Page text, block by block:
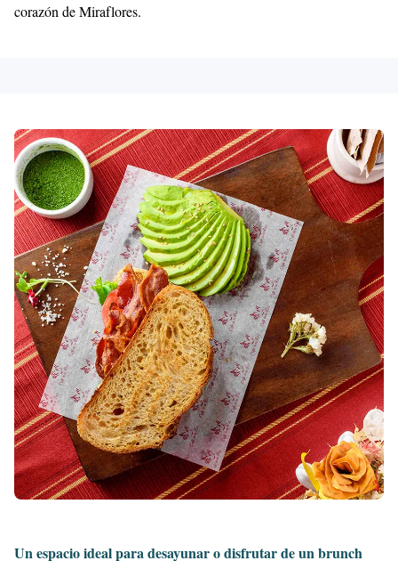
corazón de Miraflores.
Un espacio ideal para desayunar o disfrutar de un brunch